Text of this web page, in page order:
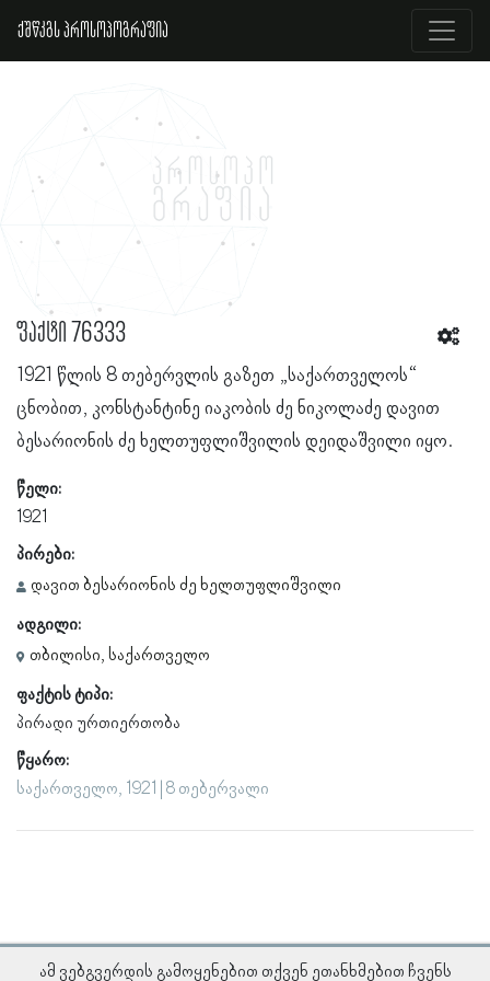
ქშწკგს პროსოპოგრაფია
ფაქტი 76333
1921 წლის 8 თებერვლის გაზეთ „საქართველოს“
ცნობით, კონსტანტინე იაკობის ძე ნიკოლაძე დავით
ბესარიონის ძე ხელთუფლიშვილის დეიდაშვილი იყო.
წელი:
1921
პირები:
დავით ბესარიონის ძე ხელთუფლიშვილი
ადგილი:
თბილისი, საქართველო
ფაქტის ტიპი:
პირადი ურთიერთობა
წყარო:
საქართველო, 1921 | 8 თებერვალი
ამ ვებგვერდის გამოყენებით თქვენ ეთანხმებით ჩვენს